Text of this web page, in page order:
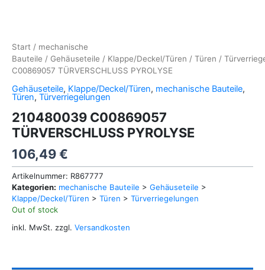
Start / mechanische
Bauteile / Gehäuseteile / Klappe/Deckel/Türen / Türen /
C00869057 TÜRVERSCHLUSS PYROLYSE
Gehäuseteile, Klappe/Deckel/Türen, mechanische Bauteile,
Türen, Türverriegelungen
210480039 C00869057
TÜRVERSCHLUSS PYROLYSE
106,49€
Artikelnummer: R867777
Kategorien: mechanische Bauteile > Gehäuseteile >
Klappe/Deckel/Türen > Türen > Türverriegelungen
Out of stock
inkl. MwSt. zzgl. Versandkosten